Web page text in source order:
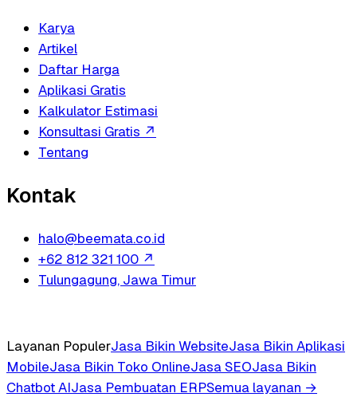
Karya
Artikel
Daftar Harga
Aplikasi Gratis
Kalkulator Estimasi
Konsultasi Gratis ↗
Tentang
Kontak
halo@beemata.co.id
+62 812 321 100 ↗
Tulungagung, Jawa Timur
Layanan PopulerJasa Bikin WebsiteJasa Bikin Aplikasi
MobileJasa Bikin Toko OnlineJasa SEOJasa Bikin
Chatbot AIJasa Pembuatan ERPSemua layanan →